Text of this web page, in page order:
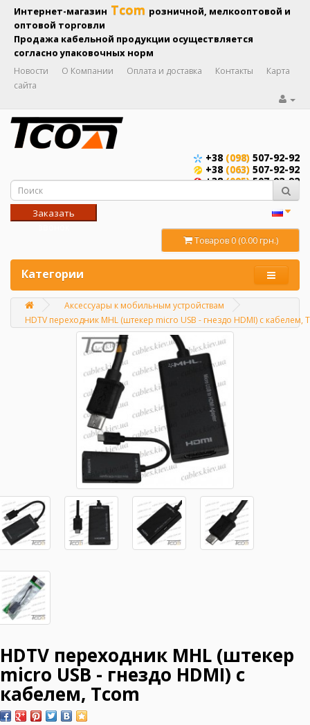
Интернет-магазин Tcom розничной, мелкооптовой и
оптовой торговли
Продажа кабельной продукции осуществляется
согласно упаковочных норм
Новости О Компании Оплата и доставка Контакты
Карта
сайта
+38 (098) 507-92-92
+38 (063) 507-92-92
+38(095)507-92-92
Заказать
Товаров 0 (0.00 грн.)
Категории
Главная
Аксессуары к мобильным устройствам
HDTV переходник MHL (штекер micro USB - гнездо HDMI) с кабелем,
HDTV переходник MHL (штекер
micro USB - гнездо HDMI) с
кабелем, Tcom